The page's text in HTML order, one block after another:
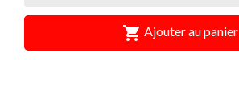
 Ajouter au panier